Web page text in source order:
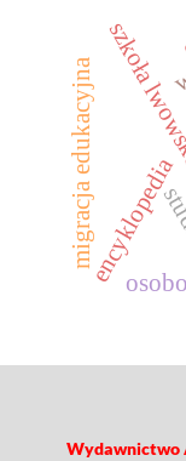
encyklopedia
migracja edukacyjna
Wydawnictwo